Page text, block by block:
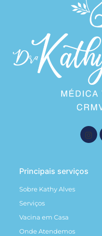
Principais serviços
Sobre Kathy Alves
Serviços
Vacina em Casa
Onde Atendemos